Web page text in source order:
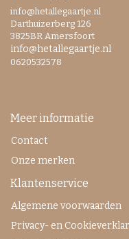
info@hetallegaartje.nl
Darthuizerberg 126
3825BR Amersfoort
info@hetallegaartje.nl
0620532578
Meer informatie
Contact
Onze merken
Klantenservice
Algemene voorwaarden
Privacy- en